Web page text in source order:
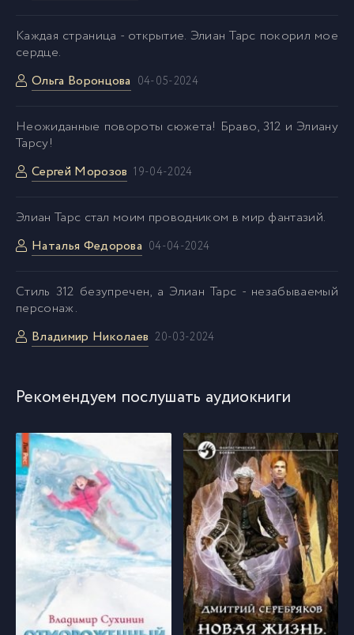
Каждая страница - открытие. Элиан Тарс покорил мое
сердце.
Ольга Воронцова 04-05-2024
Неожиданные повороты сюжета! Браво, 312 и Элиану
Тарсу!
Сергей Морозов 19-04-2024
Элиан Тарс стал моим проводником в мир фантазий.
Наталья Федорова 04-04-2024
Cтиль 312 безупречен, а Элиан Тарс - незабываемый
персонаж.
Владимир Николаев 20-03-2024
Рекомендуем послушать аудиокниги